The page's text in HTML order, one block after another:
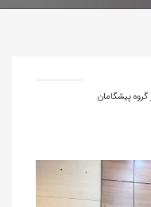
گروه پیشگامان